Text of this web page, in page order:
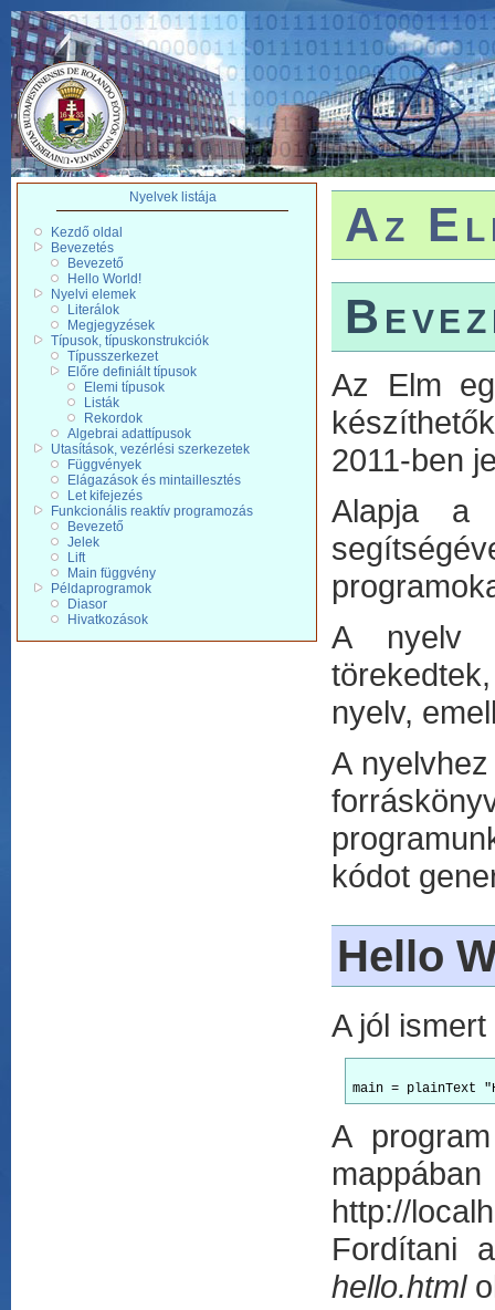
Nyelvek listája
Kezdő oldal
Bevezetés
Bevezető
Hello World!
Nyelvi elemek
Literálok
Megjegyzések
Típusok, típuskonstrukciók
Típusszerkezet
Előre definiált típusok
Elemi típusok
Listák
Rekordok
Algebrai adattípusok
Utasítások, vezérlési szerkezetek
Függvények
Elágazások és mintaillesztés
Let kifejezés
Funkcionális reaktív programozás
Bevezető
Jelek
Lift
Main függvény
Példaprogramok
Diasor
Hivatkozások
Az
Az Elm
2011-ben
Alapja a
A nyelv
nyelv,
A
kódot
Hello
A jól
A
http://
Fordítani
hello.html